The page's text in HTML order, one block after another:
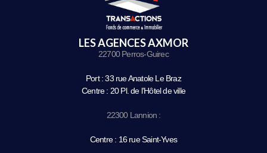
LES AGENCES AXMOR
22700 Perros-Guirec
Port : 33 rue Anatole Le Braz
Centre : 20 Pl. de l’Hôtel de ville
22300 Lannion :
Centre : 16 rue Saint-Yves